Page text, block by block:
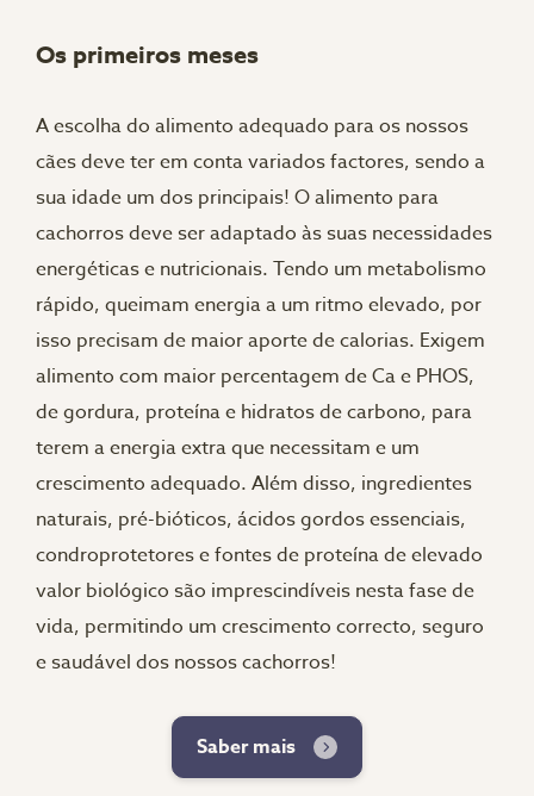
Os primeiros meses
A escolha do alimento adequado para os nossos
cães deve ter em conta variados factores, sendo a
sua idade um dos principais! O alimento para
cachorros deve ser adaptado às suas necessidades
energéticas e nutricionais. Tendo um metabolismo
rápido, queimam energia a um ritmo elevado, por
isso precisam de maior aporte de calorias. Exigem
alimento com maior percentagem de Ca e PHOS,
de gordura, proteína e hidratos de carbono, para
terem a energia extra que necessitam e um
crescimento adequado. Além disso, ingredientes
naturais, pré-bióticos, ácidos gordos essenciais,
condroprotetores e fontes de proteína de elevado
valor biológico são imprescindíveis nesta fase de
vida, permitindo um crescimento correcto, seguro
e saudável dos nossos cachorros!
Saber mais